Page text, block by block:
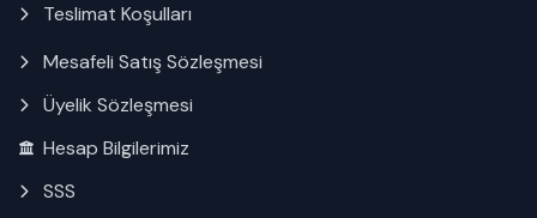
Teslimat Koşulları
Mesafeli Satış Sözleşmesi
Üyelik Sözleşmesi
Hesap Bilgilerimiz
SSS